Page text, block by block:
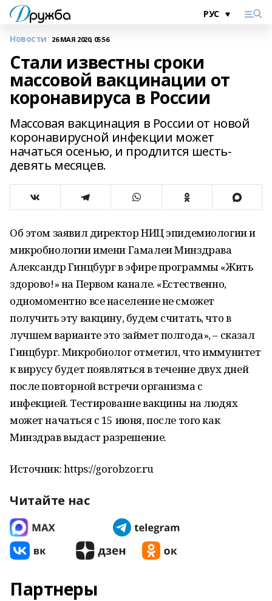
Новости 26 МАЯ 2020, 05:56
Стали известны сроки
массовой вакцинации от
коронавируса в России
Массовая вакцинация в России от новой
коронавирусной инфекции может
начаться осенью, и продлится шесть-
девять месяцев.
Об этом заявил директор НИЦ эпидемиологии и
микробиологии имени Гамалеи Минздрава
Александр Гинцбург в эфире программы «Жить
здорово!» на Первом канале. «Естественно,
одномоментно все население не сможет
получить эту вакцину, будем считать, что в
лучшем варианте это займет полгода», – сказал
Гинцбург. Микробиолог отметил, что иммунитет
к вирусу будет появляться в течение двух дней
после повторной встречи организма с
инфекцией. Тестирование вакцины на людях
может начаться с 15 июня, после того как
Минздрав выдаст разрешение.
Источник: https://gorobzor.ru
Читайте нас
Партнеры